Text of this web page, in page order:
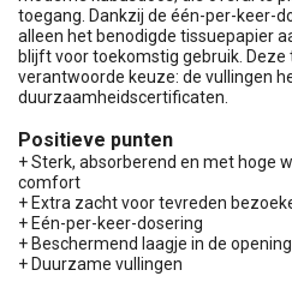
toegang. Dankzij de één-per-keer-
alleen het benodigde tissuepapier
blijft voor toekomstig gebruik. Deze
verantwoorde keuze: de vullingen
duurzaamheidscertificaten.
Positieve punten
+ Sterk, absorberend en met hoge
comfort
+ Extra zacht voor tevreden
+ Eén-per-keer-dosering
+ Beschermend laagje in de opening
+ Duurzame vullingen